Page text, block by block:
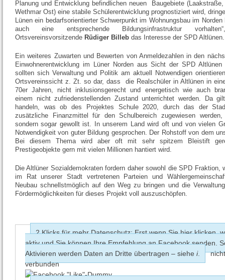
Planung und Entwicklung befindlichen neuen Baugebiete
Wethmar Ost) eine stabile Schülerentwicklung prognostiziert wird,
Lünen ein bedarfsorientierter Schwerpunkt im Wohnungsbau im
auch eine entsprechende Bildungsinfrastruktur
Ortsvereinsvorsitzende Rüdiger Billeb das Interesse der SPD Altlünen.
Ein weiteres Zuwarten und Bewerten von Anmeldezahlen in den
Einwohnerentwicklung im Lüner Norden aus Sicht der SPD Altlünen
sollten sich Verwaltung und Politik am aktuell Notwendigen
Ortsvereinssicht z. Zt. so dar, dass die Realschüler in Altlünen in
70er Jahren, nicht inklusionsgerecht und energetisch wie auch
einem nicht zufriedenstellenden Zustand unterrichtet werden. Da
handeln, was ob des Projektes Schule 2020, durch das der
zusätzliche Finanzmittel für den Schulbereich zugewiesen
sondern sogar gewollt ist. In unserem Land wird oft und von vielen
Notwendigkeit von guter Bildung gesprochen. Der Rohstoff von dem
Bei diesem Thema wird aber oft mit sehr spitzem Bleistift
Prestigeobjekte gern mit vielen Millionen hantiert wird.
Die Altlüner Sozialdemokraten fordern daher sowohl die SPD Fraktion,
im Rat unserer Stadt vertretenen Parteien und
Neubau schnellstmöglich auf den Weg zu bringen und die
Fördermöglichkeiten für dieses Projekt voll auszuschöpfen.
2 Klicks für mehr Datenschutz: Erst wenn Sie hier klicken,
aktiv und Sie können Ihre Empfehlung an Facebook senden.
Aktivieren werden Daten an Dritte übertragen – siehe i.
verbunden